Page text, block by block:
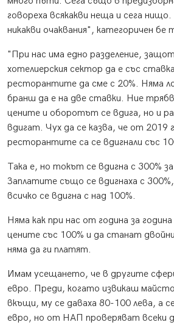
говореха всякакви неща и сега
никакви очаквания", категоричен бе
"При нас има едно разделение,
хотелиерския сектор да е със
ресторантите да сме с 20%. Няма
бранш да е на две ставки. Ние
цените и оборотът се вдига, но и
вдигат. Чух да се казва, че от 2019
ресторантите са се вдигнали със
Така е, но токът се вдигна с 300%
Заплатите също се вдигнаха с
всичко се вдигна с над 100%.
Няма как при нас от година за
цените със 100% и да станат
няма да ги платят.
Имам усещането, че в другите
евро. Преди, когато извикаш
вкъщи, му се даваха 80-100 лева, а
евро, но от НАП проверяват всеки